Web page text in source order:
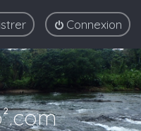
Connexion